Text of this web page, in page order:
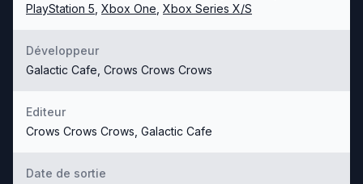
PlayStation 5 Xbox One Xbox Series X/S
Développeur
Galactic Cafe, Crows Crows Crows
Editeur
Crows Crows Crows, Galactic Cafe
Date de sortie